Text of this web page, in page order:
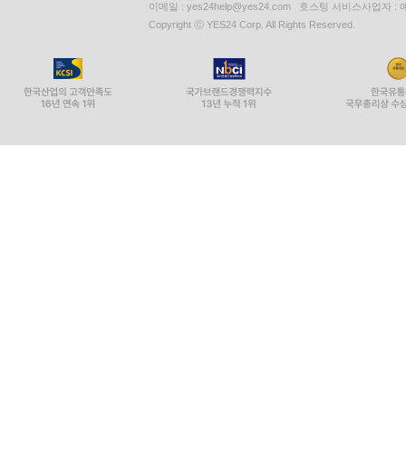
이메일 : yes24help@yes24.com 호스팅 서비스사업자 :
Copyright ⓒ YES24 Corp. All Rights Reserved.